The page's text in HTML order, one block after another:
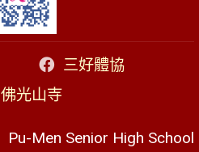
三好體協
佛光山寺
Pu-Men Senior High School